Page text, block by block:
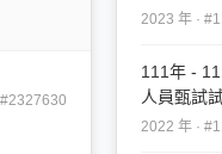
#2327630
大意及洗
2023 年 ·
111年 -
人員甄試
大意及洗
2022 年 ·